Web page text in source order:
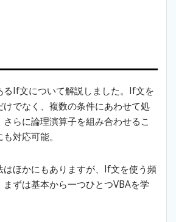
るIf文について解説しました。If文を
でなく、複数の条件にあわせて処
らに論理演算子を組み合わせるこ
対応可能。
はほかにもありますが、If文を使う頻
ずは基本から一つひとつVBAを学